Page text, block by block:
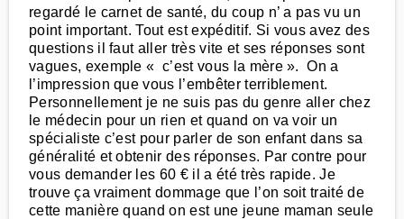
regardé le carnet de santé, du coup n’ a pas vu un
point important. Tout est expéditif. Si vous avez des
questions il faut aller très vite et ses réponses sont
vagues, exemple « c’est vous la mère ». On a
l’impression que vous l’embêter terriblement.
Personnellement je ne suis pas du genre aller chez
le médecin pour un rien et quand on va voir un
spécialiste c’est pour parler de son enfant dans sa
généralité et obtenir des réponses. Par contre pour
vous demander les 60 € il a été très rapide. Je
trouve ça vraiment dommage que l’on soit traité de
cette manière quand on est une jeune maman seule